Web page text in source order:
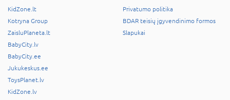
KidZone.lt
Kotryna Group
ZaisluPlaneta.lt
BabyCity.lv
BabyCity.ee
Jukukeskus.ee
ToysPlanet.lv
KidZone.lv
Privatumo politika
BDAR teisių įgyvendinimo formos
Slapukai